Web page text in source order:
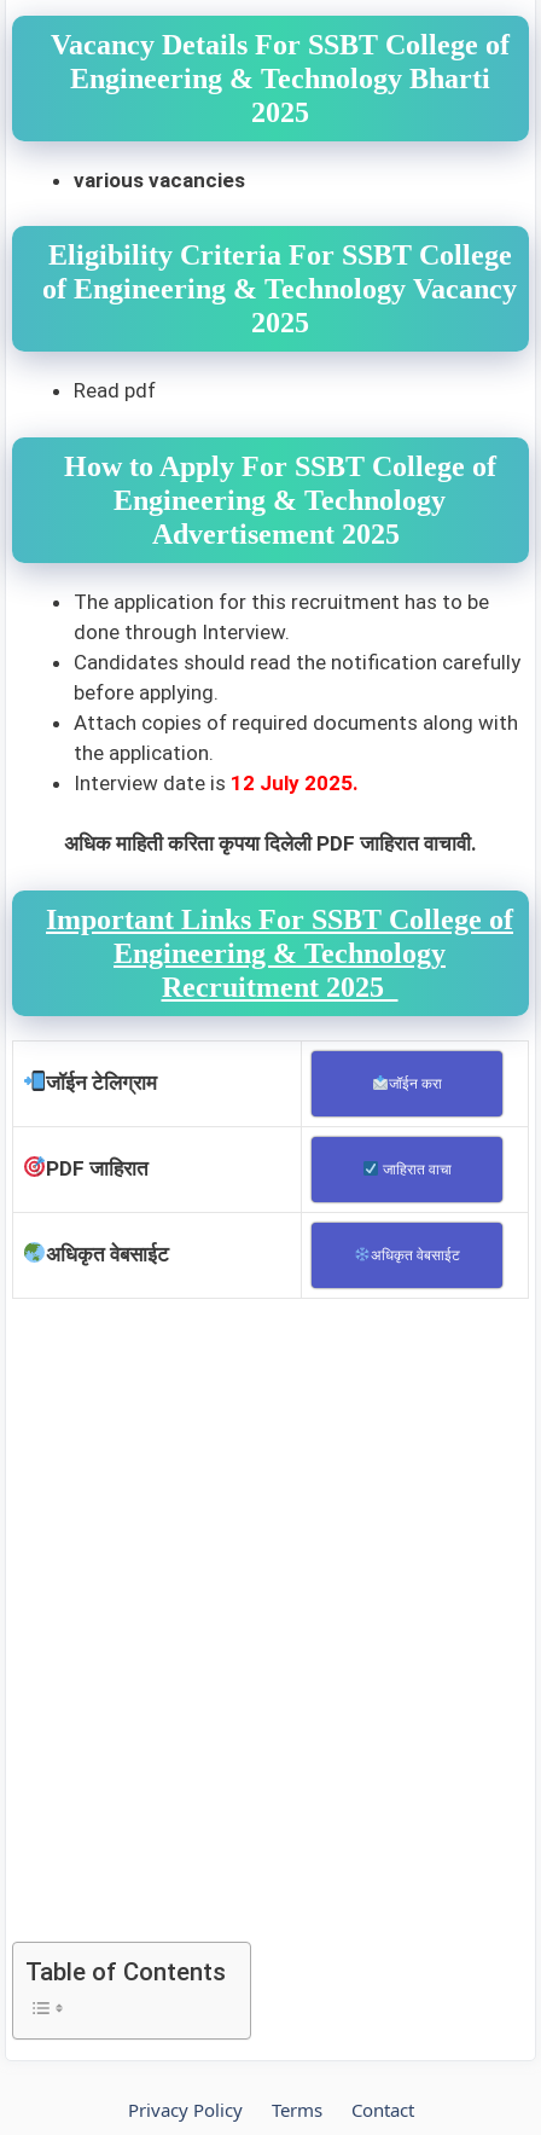
Vacancy Details For SSBT College of
Engineering & Technology Bharti
2025
various vacancies
Eligibility Criteria For SSBT College
of Engineering & Technology Vacancy
2025
Read pdf
How to Apply For SSBT College of
Engineering & Technology
Advertisement 2025
The application for this recruitment has to be
done through Interview.
Candidates should read the notification carefully
before applying.
Attach copies of required documents along with
the application.
Interview date is 12 July 2025.
अधिक माहिती करिता कृपया दिलेली PDF जाहिरात वाचावी.
Important Links For SSBT College of
Engineering & Technology
Recruitment 2025
जॉईन टेलिग्राम जॉईन करा
PDF जाहिरात जाहिरात वाचा
अधिकृत वेबसाईट अधिकृत वेबसाईट
Table of Contents
Privacy Policy Terms Contact